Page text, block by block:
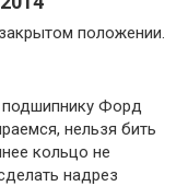
положении.
подшипнику Форд
нельзя бить
кольцо не
надрез